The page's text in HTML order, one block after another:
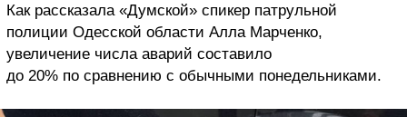
Как рассказала «Думской» спикер патрульной
полиции Одесской области Алла Марченко,
увеличение числа аварий составило
до 20% по сравнению с обычными понедельниками.